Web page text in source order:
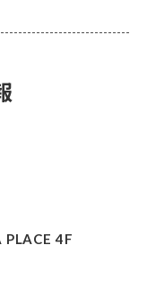
4F